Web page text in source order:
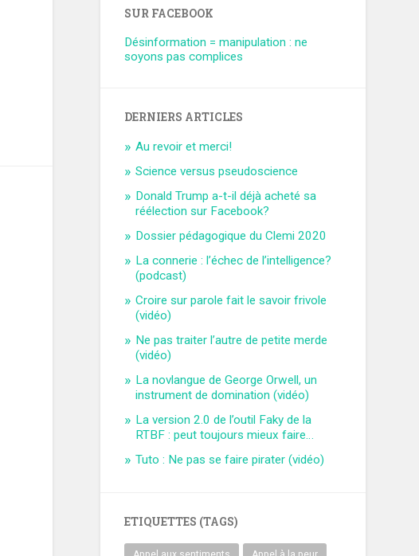
SUR FACEBOOK
Désinformation = manipulation : ne
soyons pas complices
DERNIERS ARTICLES
Au revoir et merci!
Science versus pseudoscience
Donald Trump a-t-il déjà acheté sa
réélection sur Facebook?
Dossier pédagogique du Clemi 2020
La connerie : l’échec de l’intelligence?
(podcast)
Croire sur parole fait le savoir frivole
(vidéo)
Ne pas traiter l’autre de petite merde
(vidéo)
La novlangue de George Orwell, un
instrument de domination (vidéo)
La version 2.0 de l’outil Faky de la
RTBF : peut toujours mieux faire…
Tuto : Ne pas se faire pirater (vidéo)
ETIQUETTES (TAGS)